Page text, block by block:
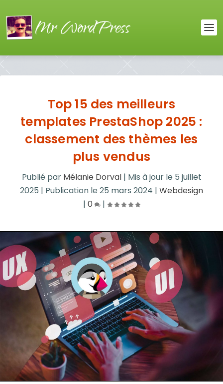
Top 15 des meilleurs
templates PrestaShop 2025 :
classement des thèmes les
plus vendus
Publié par Mélanie Dorval| Mis à jour le 5 juillet
2025 | Publication le 25 mars 2024 | Webdesign
| 0 |